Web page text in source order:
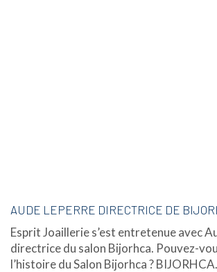
AUDE LEPERRE DIRECTRICE DE
Esprit Joaillerie s’est entretenue avec
directrice du salon Bijorhca. Pouvez-
l’histoire du Salon Bijorhca ?